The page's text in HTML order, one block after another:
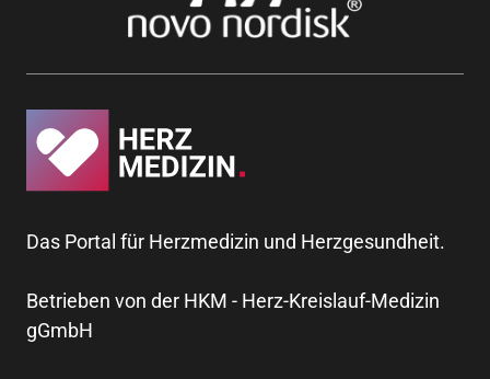
Das Portal für Herzmedizin und Herzgesundheit.
Betrieben von der HKM - Herz-Kreislauf-Medizin
gGmbH